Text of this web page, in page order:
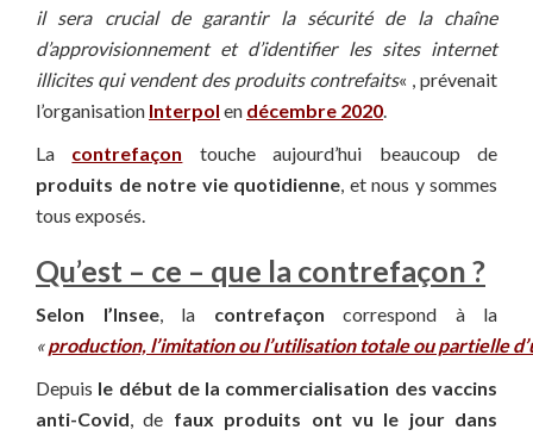
il sera crucial de garantir la sécurité de la chaîne
d’approvisionnement et d’identifier les sites internet
illicites qui vendent des produits contrefaits« , prévenait
l’organisation Interpol en décembre 2020
La contrefaçon
touche aujourd’hui beaucoup de
produits de notre vie quotidienne , et nous y sommes
tous exposés.
Qu’est – ce – que la contrefaçon ?
Selon l’Insee, la contrefaçon correspond à la
« production, l’imitation ou l’utilisation totale ou partielle
Depuis le début de la commercialisation des vaccins
anti-Covid , de faux produits ont vu le jour dans